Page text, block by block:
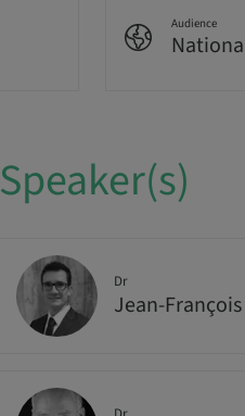
Audience
Speaker(s)
Dr
Jean-